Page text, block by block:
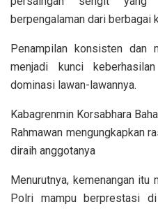
berpengalaman dari berbagai
Penampilan konsisten dan
menjadi kunci
dominasi lawan-lawannya.
Kabagrenmin Korsabhara
Rahmawan mengungkapkan
diraih anggotanya
Menurutnya, kemenangan itu
Polri mampu berprestasi